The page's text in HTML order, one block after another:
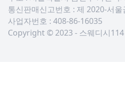
통신판매신고번호 : 제 2020-서울
사업자번호 : 408-86-16035
Copyright © 2023 - 스웨디시114